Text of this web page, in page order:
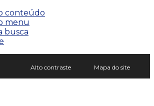
conteúdo
menu
busca
Alto contraste Mapa do site